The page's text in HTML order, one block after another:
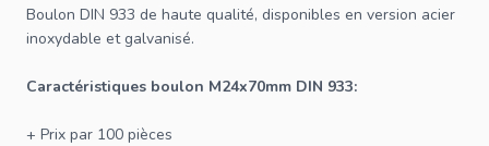
Boulon DIN 933 de haute qualité, disponibles en version acier
inoxydable et galvanisé.
Caractéristiques boulon M24x70mm DIN 933:
+ Prix par 100 pièces